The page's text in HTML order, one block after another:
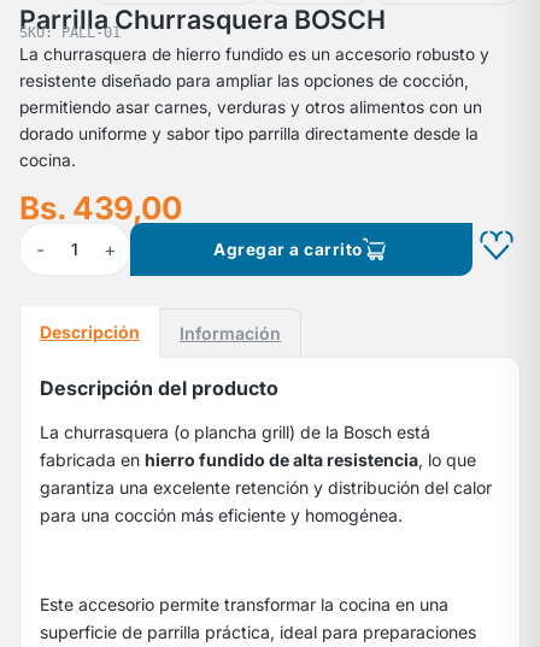
Parrilla Churrasquera BOSCH
SKU: PALL-01
La churrasquera de hierro fundido es un accesorio robusto y
resistente diseñado para ampliar las opciones de cocción,
permitiendo asar carnes, verduras y otros alimentos con un
dorado uniforme y sabor tipo parrilla directamente desde la
cocina.
Bs. 439,00
- 1 + Agregar a carrito
Descripción Información
Descripción del producto
La churrasquera (o plancha grill) de la Bosch está
fabricada en hierro fundido de alta resistencia, lo que
garantiza una excelente retención y distribución del calor
para una cocción más eficiente y homogénea.
Este accesorio permite transformar la cocina en una
superficie de parrilla práctica, ideal para preparaciones